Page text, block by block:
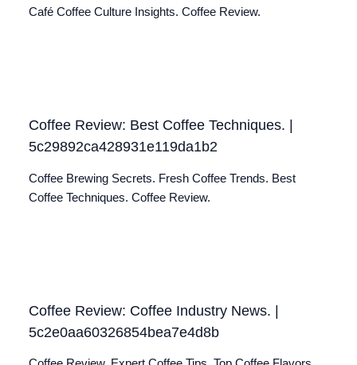
Café Coffee Culture Insights. Coffee Review.
Coffee Review: Best Coffee Techniques. |
5c29892ca428931e119da1b2
Coffee Brewing Secrets. Fresh Coffee Trends. Best
Coffee Techniques. Coffee Review.
Coffee Review: Coffee Industry News. |
5c2e0aa60326854bea7e4d8b